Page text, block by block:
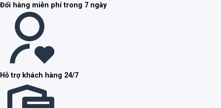
Đổi hàng miễn phí trong 7 ngày
Hỗ trợ khách hàng 24/7